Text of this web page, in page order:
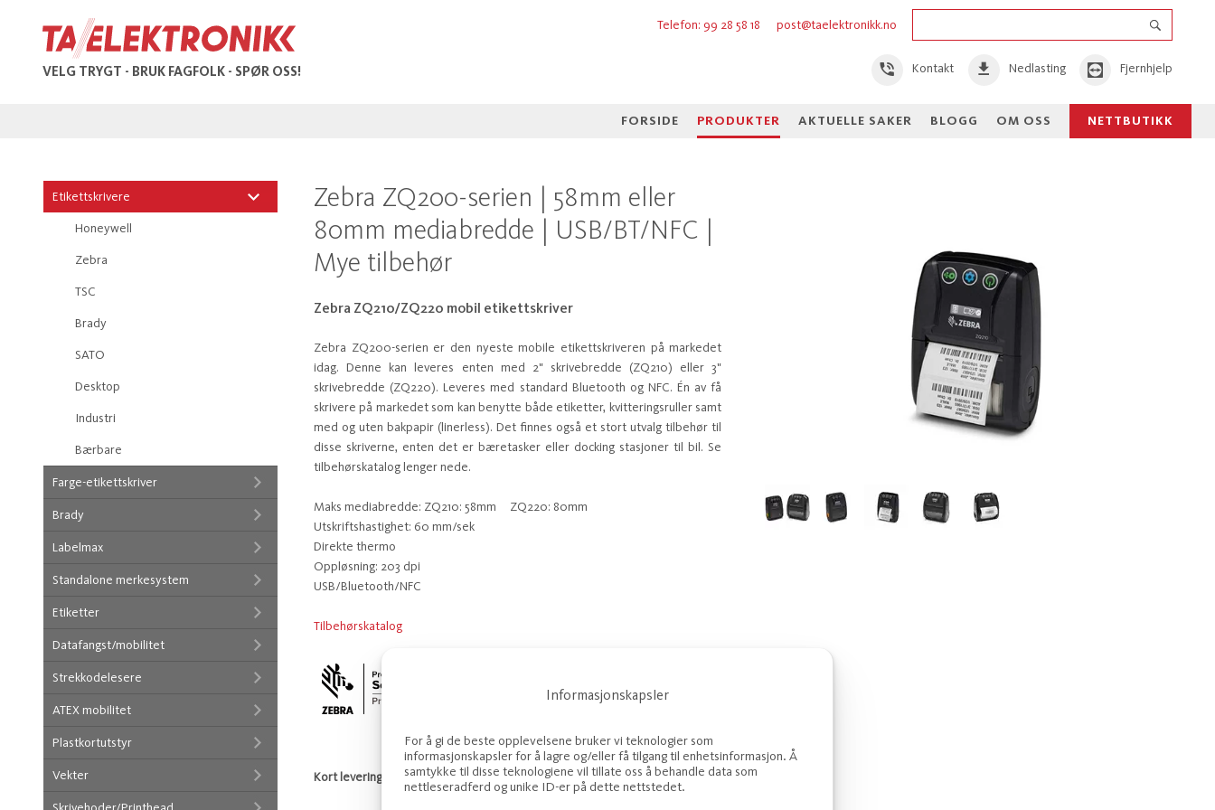
VELG TRYGT - BRUK FAGFOLK - SPØR OSS!
Telefon: 99 28 58 18 post@taelektronikk.no
Kontakt Nedlasting Fjernhjelp
FORSIDE PRODUKTER AKTUELLE SAKER BLOGG OM OSS
Etikettskrivere
Honeywell
Zebra
TSC
Brady
SATO
Desktop
Industri
Bærbare
Farge-etikettskriver
Brady
Labelmax
Standalone merkesystem
Etiketter
Datafangst/mobilitet
Strekkodelesere
ATEX mobilitet
Plastkortutstyr
Vekter
Zebra ZQ200-serien | 58mm eller
80mm mediabredde | USB/BT/NFC |
Mye tilbehør
Zebra ZQ210/ZQ220 mobil etikettskriver
Zebra ZQ200-serien er den nyeste mobile etikettskriveren på markedet
idag. Denne kan leveres enten med 2" skrivebredde (ZQ210) eller 3"
skrivebredde (ZQ220). Leveres med standard Bluetooth og NFC. Én av få
skrivere på markedet som kan benytte både etiketter, kvitteringsruller samt
med og uten bakpapir (linerless). Det finnes også et stort utvalg tilbehør til
disse skriverne, enten det er bæretasker eller docking stasjoner til bil. Se
tilbehørskatalog lenger nede.
Maks mediabredde: ZQ210: 58mm ZQ220: 80mm
Utskriftshastighet: 60 mm/sek
Direkte thermo
Oppløsning: 203 dpi
USB/Bluetooth/NFC
Tilbehørskatalog
Kort leveringstid | Garanti 1 år | Kontakt oss for priser.
Informasjonskapsler
For å gi de beste opplevelsene bruker vi teknologier som
informasjonskapsler for å lagre og/eller få tilgang til enhetsinformasjon. Å
samtykke til disse teknologiene vil tillate oss å behandle data som
nettleseradferd og unike ID-er på dette nettstedet.